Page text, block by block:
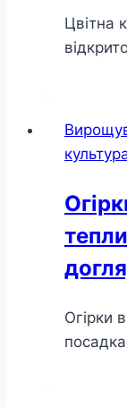
Цвітна
Огірки